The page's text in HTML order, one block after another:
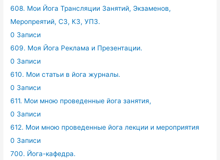
608. Мои Йога Трансляции Занятий, Экзаменов,
Меропреятий, СЗ, КЗ, УПЗ.
0 Записи
609. Моя Йога Реклама и Презентации.
0 Записи
610. Мои статьи в йога журналы.
0 Записи
611. Мои мною проведенные йога занятия,
0 Записи
612. Мои мною проведенные йога лекции и мероприятия
0 Записи
700. Йога-кафедра.